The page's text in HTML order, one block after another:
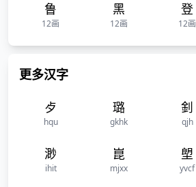
鲁
12画
黑
12画
登
12画
更多汉字
歺
hqu
璐
gkhk
釗
qjh
渺
ihit
崑
mjxx
塱
yvcf